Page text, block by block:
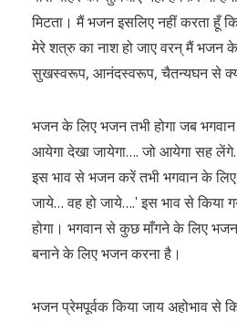
मिटता। मैं भजन इसलिए नहीं करता हूँ
मेरे शत्रु का नाश हो जाए वरन् मैं भजन
सुखस्वरूप, आनंदस्वरूप, चैतन्यघन से क्या
भजन के लिए भजन तभी होगा जब
आयेगा देखा जायेगा…. जो आयेगा सह
इस भाव से भजन करें तभी भगवान के लिए
जाये… वह हो जाये….ʹ इस भाव से किया
होगा। भगवान से कुछ माँगने के लिए
बनाने के लिए भजन करना है।
भजन प्रेमपूर्वक किया जाय अहोभाव से